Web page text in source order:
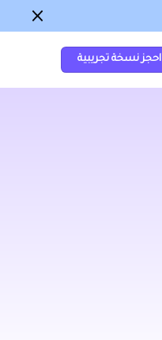
احجز نسخة تجريبية